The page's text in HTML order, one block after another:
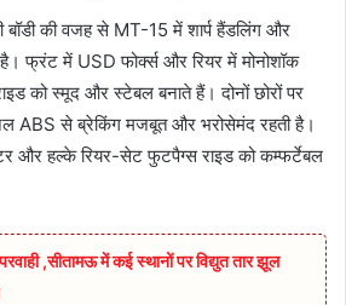
की वजह से MT-15 में शार्प हैंडलिंग और
है। फ्रंट में USD फोर्क्स और रियर में मोनोशॉक
को स्मूद और स्टेबल बनाते हैं। दोनों छोरों पर
से ब्रेकिंग मजबूत और भरोसेमंद रहती है।
और हल्के रियर-सेट फुटपैग्स राइड को कम्फर्टेबल
,सीतामऊ में कई स्थानों पर विद्युत तार झूल